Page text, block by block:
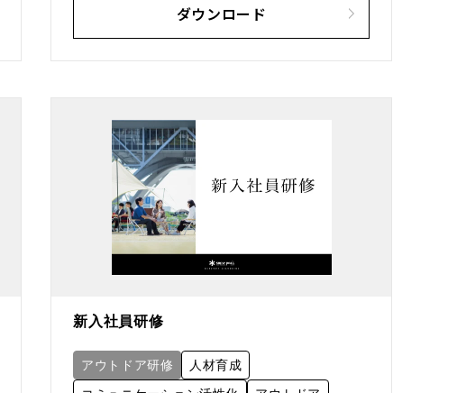
ダウンロード
新入社員研修
アウトドア研修
人材育成